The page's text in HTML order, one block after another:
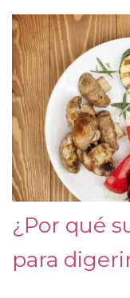
¿Por qué
para